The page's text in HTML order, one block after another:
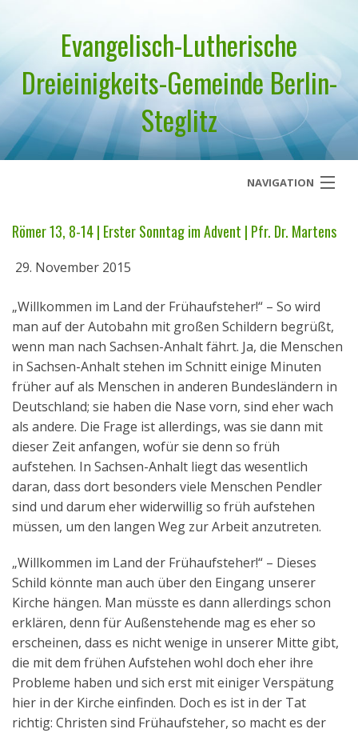
Evangelisch-Lutherische
Dreieinigkeits-Gemeinde Berlin-
Steglitz
NAVIGATION
Über uns
Geistliches Wort
Termine
Aktuelles
Kontakt
English
Römer 13, 8-14 | Erster Sonntag im Advent | Pfr. Dr. Martens
29. November 2015
„Willkommen im Land der Frühaufsteher!“ – So wird
man auf der Autobahn mit großen Schildern begrüßt,
wenn man nach Sachsen-Anhalt fährt. Ja, die Menschen
in Sachsen-Anhalt stehen im Schnitt einige Minuten
früher auf als Menschen in anderen Bundesländern in
Deutschland; sie haben die Nase vorn, sind eher wach
als andere. Die Frage ist allerdings, was sie dann mit
dieser Zeit anfangen, wofür sie denn so früh
aufstehen. In Sachsen-Anhalt liegt das wesentlich
daran, dass dort besonders viele Menschen Pendler
sind und darum eher widerwillig so früh aufstehen
müssen, um den langen Weg zur Arbeit anzutreten.
„Willkommen im Land der Frühaufsteher!“ – Dieses
Schild könnte man auch über den Eingang unserer
Kirche hängen. Man müsste es dann allerdings schon
erklären, denn für Außenstehende mag es eher so
erscheinen, dass es nicht wenige in unserer Mitte gibt,
die mit dem frühen Aufstehen wohl doch eher ihre
Probleme haben und sich erst mit einiger Verspätung
hier in der Kirche einfinden. Doch es ist in der Tat
richtig: Christen sind Frühaufsteher, so macht es der